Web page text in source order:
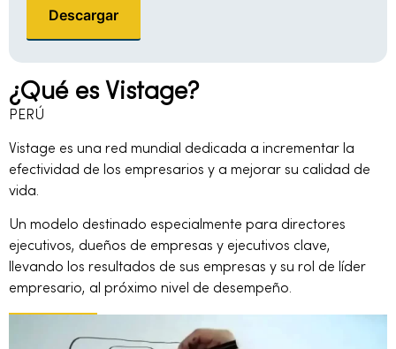
Descargar
¿Qué es Vistage?
PERÚ
Vistage es una red mundial dedicada a incrementar la
efectividad de los empresarios y a mejorar su calidad de
vida.
Un modelo destinado especialmente para directores
ejecutivos, dueños de empresas y ejecutivos clave,
llevando los resultados de sus empresas y su rol de líder
empresario, al próximo nivel de desempeño.